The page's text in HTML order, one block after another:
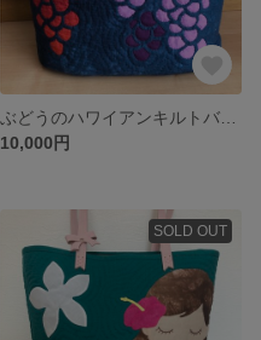
10,000円
SOLD OUT